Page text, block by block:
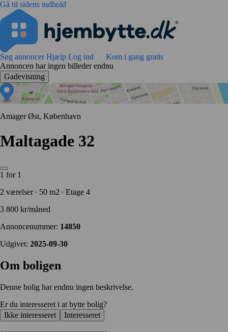
Gå til sidens indhold
Søg annoncerHjælp Log ind
Kom i gang gratis
Annoncen har ingen billeder endnu
Gadevisning
Amager Øst, København
Maltagade 32
1 for 1
2 værelser ∙ 50 m2 ∙ Etage 4
3 800 kr/måned
Annoncenummer: 14850
Udgivet: 2025-09-30
Om boligen
Denne bolig har endnu ingen beskrivelse.
Er du interesseret i at bytte bolig?
Ikke interesseret
Interesseret